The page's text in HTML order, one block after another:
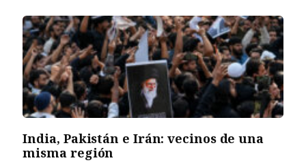
India, Pakistán e Irán: vecinos de una
misma región